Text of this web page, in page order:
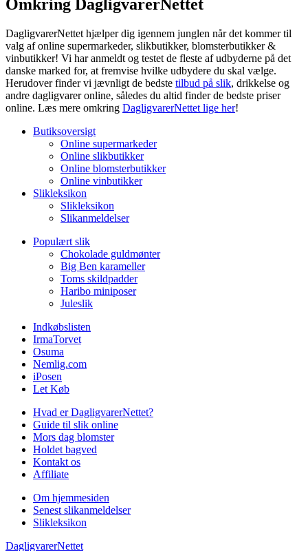
Omkring DagligvarerNettet
DagligvarerNettet hjælper dig igennem junglen når det kommer til
valg af online supermarkeder, slikbutikker, blomsterbutikker &
vinbutikker! Vi har anmeldt og testet de fleste af udbyderne på det
danske marked for, at fremvise hvilke udbydere du skal vælge.
Herudover finder vi jævnligt de bedste tilbud på slik, drikkelse og
andre dagligvarer online, således du altid finder de bedste priser
online. Læs mere omkring DagligvarerNettet lige her!
Butiksoversigt
Online supermarkeder
Online slikbutikker
Online blomsterbutikker
Online vinbutikker
Slikleksikon
Slikleksikon
Slikanmeldelser
Populært slik
Chokolade guldmønter
Big Ben karameller
Toms skildpadder
Haribo miniposer
Juleslik
Indkøbslisten
IrmaTorvet
Osuma
Nemlig.com
iPosen
Let Køb
Hvad er DagligvarerNettet?
Guide til slik online
Mors dag blomster
Holdet bagved
Kontakt os
Affiliate
Om hjemmesiden
Senest slikanmeldelser
Slikleksikon
DagligvarerNettet